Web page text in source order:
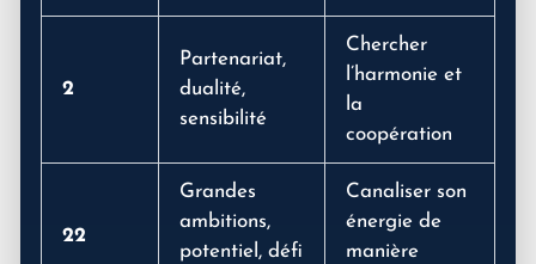
2
Partenariat,
dualité,
sensibilité
Chercher
l’harmonie et
la
coopération
22
Grandes
ambitions,
potentiel, défi
Canaliser son
énergie de
manière